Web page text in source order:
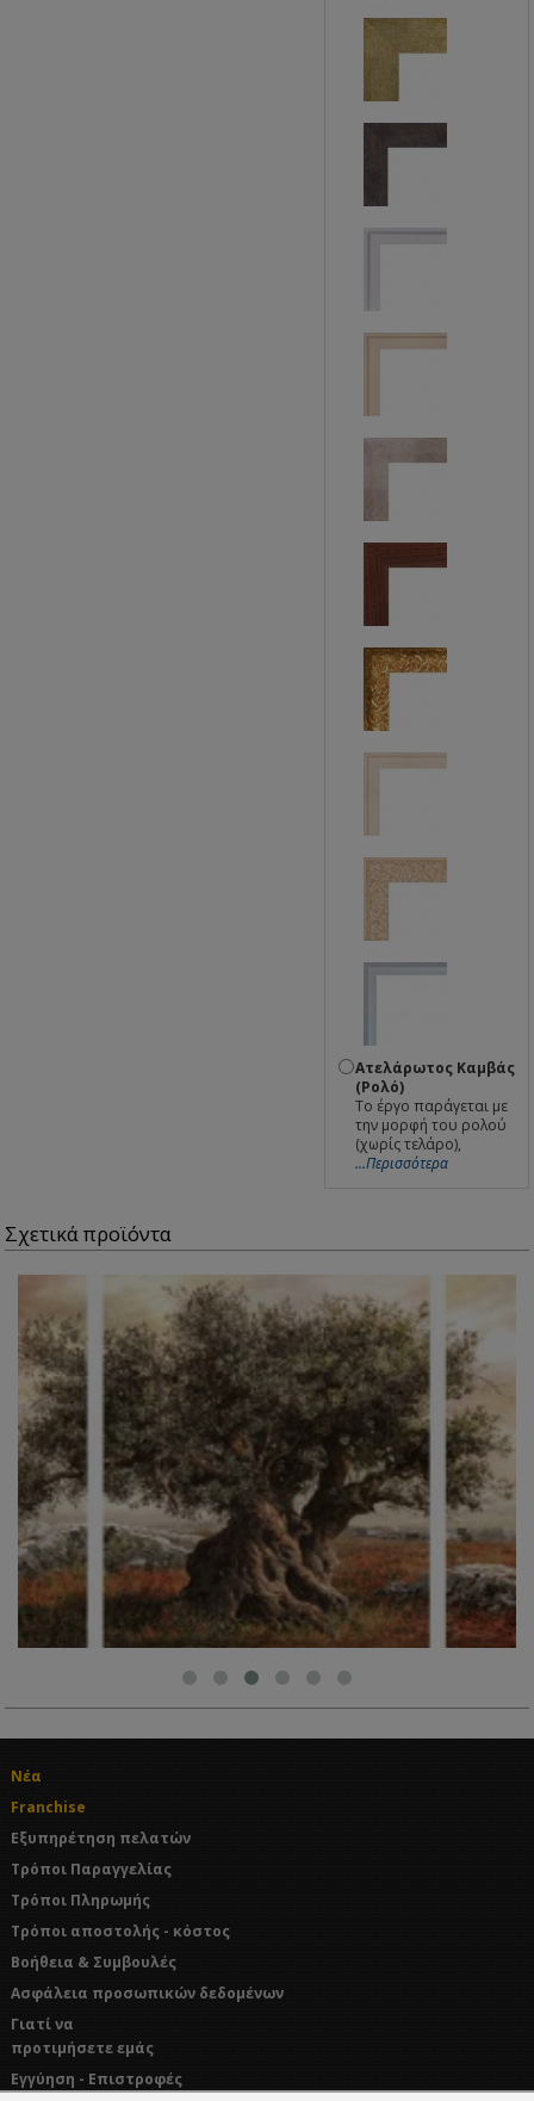
Ατελάρωτος Καμβάς
(Ρολό)
Το έργο παράγεται με
την μορφή του ρολού
(χωρίς τελάρο),
...Περισσότερα
Σχετικά προϊόντα
Νέα
Franchise
Εξυπηρέτηση πελατών
Τρόποι Παραγγελίας
Τρόποι Πληρωμής
Τρόποι αποστολής - κόστος
Βοήθεια & Συμβουλές
Ασφάλεια προσωπικών δεδομένων
Γιατί να
προτιμήσετε εμάς
Εγγύηση - Επιστροφές